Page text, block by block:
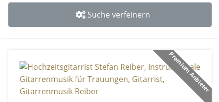
Suche verfeinern
Premium Anbieter